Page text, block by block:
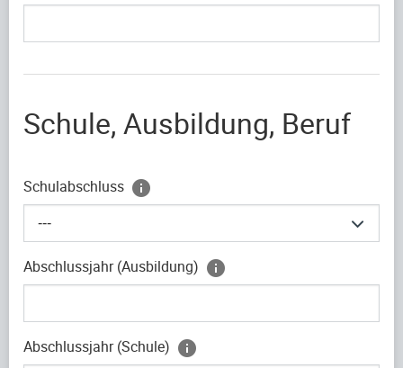
Schule, Ausbildung, Beruf
Schulabschluss
---
Abschlussjahr (Ausbildung)
Abschlussjahr (Schule)